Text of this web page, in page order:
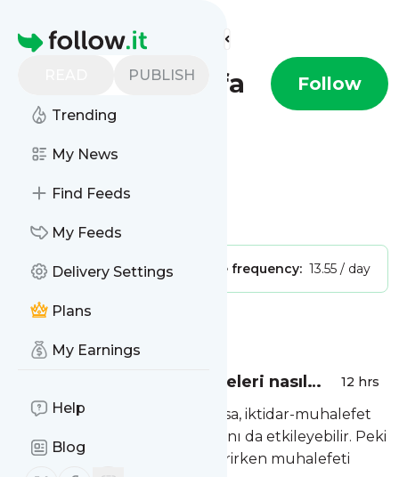
Homepage
PUBLISH
Trending
My News
Find Feeds
My Feeds
Delivery Settings
Plans
My Earnings
Help
Blog
Find more feeds
DW - Anasayfa Follow
Publisher:Unclaimed!Message frequency: 13.55 / day
Çerçeve yasa siyasi dengeleri nasıl
etkiler?
12 hrs
TBMM'de sunulan çerçeve yasa, iktidar-muhalefet
dengelerini ve seçim hesaplarını da etkileyebilir. Peki
yasa Erdoğan'ın elini güçlendirirken muhalefeti